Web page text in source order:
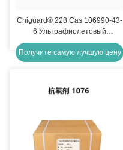
Chiguard® 228 Cas 106990-43-
6 Ультрафиолетовый
поглотитель плавления 150C
Chitec Ультрафиолетовые
поглотители
Получите самую лучшую цену